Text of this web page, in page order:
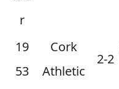
r
19
53
Cork
Athletic
2-2